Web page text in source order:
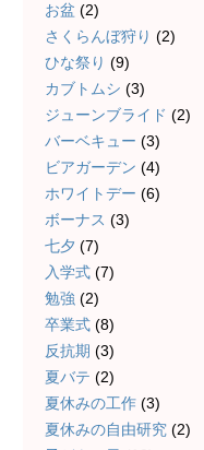
お盆 (2)
さくらんぼ狩り (2)
ひな祭り (9)
カブトムシ (3)
ジューンブライド (2)
バーベキュー (3)
ビアガーデン (4)
ホワイトデー (6)
ボーナス (3)
七夕 (7)
入学式 (7)
勉強 (2)
卒業式 (8)
反抗期 (3)
夏バテ (2)
夏休みの工作 (3)
夏休みの自由研究 (2)